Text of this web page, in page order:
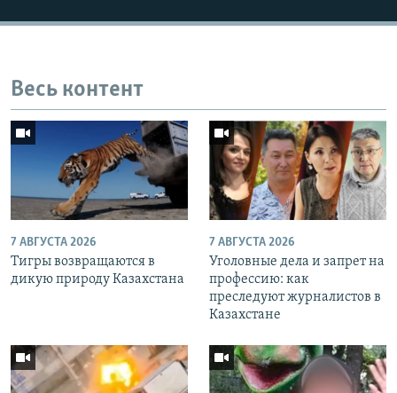
Весь контент
7 АВГУСТА 2026
Тигры возвращаются в
дикую природу Казахстана
7 АВГУСТА 2026
Уголовные дела и запрет на
профессию: как
преследуют журналистов в
Казахстане